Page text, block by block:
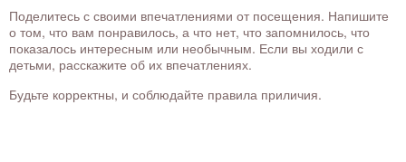
Поделитесь с своими впечатлениями от посещения. Напишите
о том, что вам понравилось, а что нет, что запомнилось, что
показалось интересным или необычным. Если вы ходили с
детьми, расскажите об их впечатлениях.
Будьте корректны, и соблюдайте правила приличия.